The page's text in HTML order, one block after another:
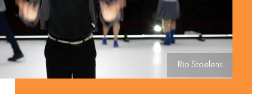
Rio Staelens